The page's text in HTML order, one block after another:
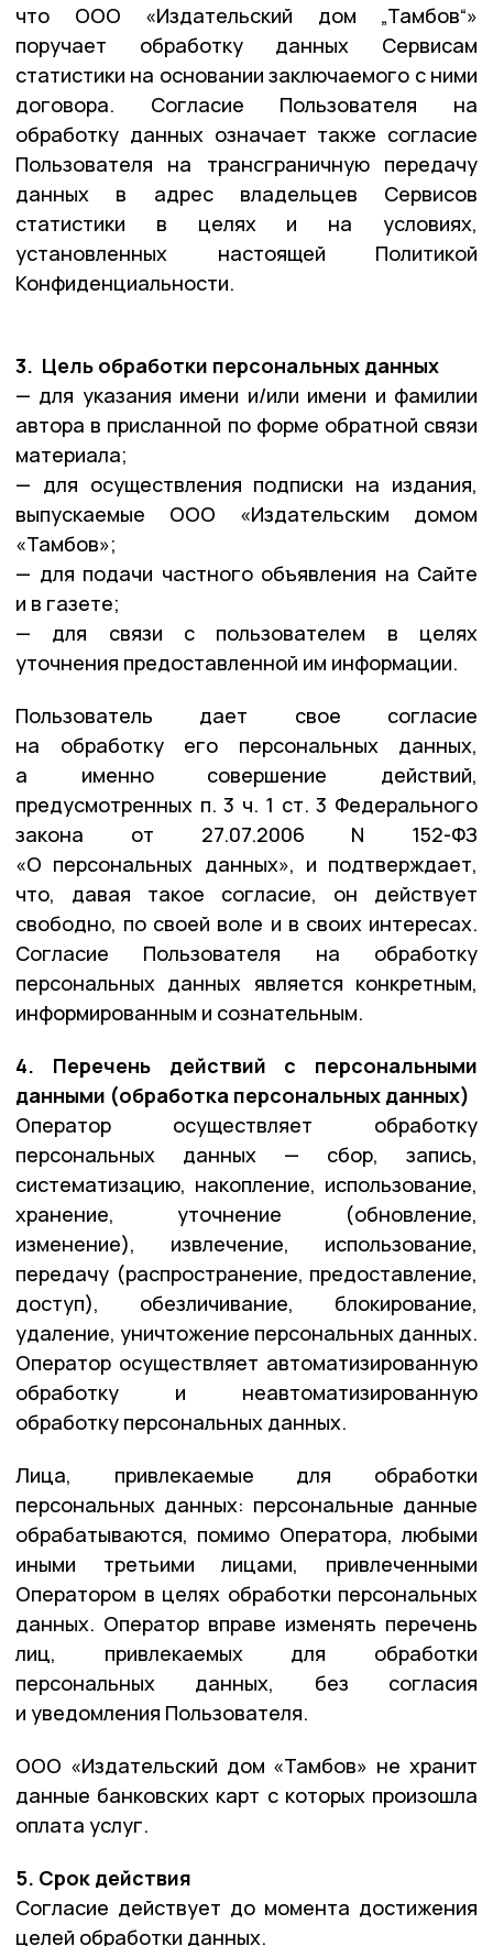
что ООО «Издательский дом „Тамбов“»
поручает обработку данных Сервисам
статистики на основании заключаемого с ними
договора. Согласие Пользователя на
обработку данных означает также согласие
Пользователя на трансграничную передачу
данных в адрес владельцев Сервисов
статистики в целях и на условиях,
установленных настоящей Политикой
Конфиденциальности.
3. Цель обработки персональных данных
— для указания имени и/или имени и фамилии
автора в присланной по форме обратной связи
материала;
— для осуществления подписки на издания,
выпускаемые ООО «Издательским домом
«Тамбов»;
— для подачи частного объявления на Сайте
и в газете;
— для связи с пользователем в целях
уточнения предоставленной им информации.
Пользователь дает свое согласие
на обработку его персональных данных,
а именно совершение действий,
предусмотренных п. 3 ч. 1 ст. 3 Федерального
закона от 27.07.2006 N 152-ФЗ
«О персональных данных», и подтверждает,
что, давая такое согласие, он действует
свободно, по своей воле и в своих интересах.
Согласие Пользователя на обработку
персональных данных является конкретным,
информированным и сознательным.
4. Перечень действий с персональными
данными (обработка персональных данных)
Оператор осуществляет обработку
персональных данных — сбор, запись,
систематизацию, накопление, использование,
хранение, уточнение (обновление,
изменение), извлечение, использование,
передачу (распространение, предоставление,
доступ), обезличивание, блокирование,
удаление, уничтожение персональных данных.
Оператор осуществляет автоматизированную
обработку и неавтоматизированную
обработку персональных данных.
Лица, привлекаемые для обработки
персональных данных: персональные данные
обрабатываются, помимо Оператора, любыми
иными третьими лицами, привлеченными
Оператором в целях обработки персональных
данных. Оператор вправе изменять перечень
лиц, привлекаемых для обработки
персональных данных, без согласия
и уведомления Пользователя.
ООО «Издательский дом «Тамбов» не хранит
данные банковских карт с которых произошла
оплата услуг.
5. Срок действия
Согласие действует до момента достижения
целей обработки данных.